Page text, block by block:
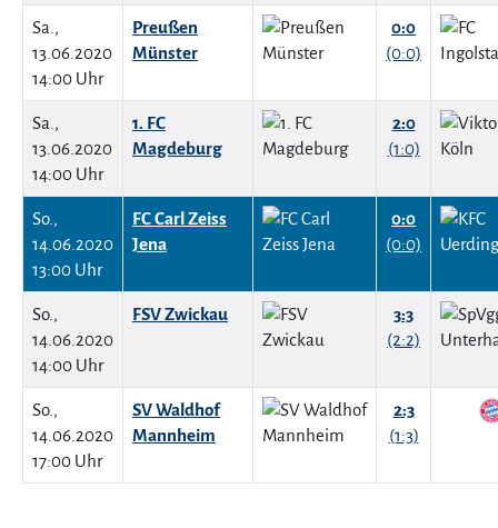
Sa.,
13.06.2020
14:00 Uhr
Preußen
Münster
0:0
(0:0)
Sa.,
13.06.2020
14:00 Uhr
1. FC
Magdeburg
2:0
(1:0)
So.,
14.06.2020
13:00 Uhr
FC Carl Zeiss
Jena
0:0
(0:0)
So.,
14.06.2020
14:00 Uhr
FSV Zwickau
3:3
(2:2)
So.,
14.06.2020
17:00 Uhr
SV Waldhof
Mannheim
2:3
(1:3)